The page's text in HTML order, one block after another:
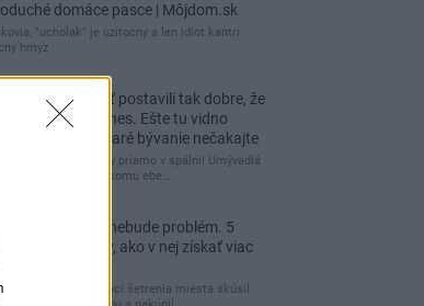
domáce pasce | Môjdom.sk
"ucholak" je uzitocny a len idiot kantri
hmyz
Vidiecku usadlosť postavili tak dobre, že
chráni i dnes. Ešte tu vidno
múry, no staré bývanie nečakajte
kedy budú wc misy priamo v spálni! Umývadlá
štandardom! Tu niekomu ebe…
Tesná spálňa už nebude problém. 5
nápadov, ako v nej získať viac
miesta
pred časom v rámci šetrenia miesta skúsil